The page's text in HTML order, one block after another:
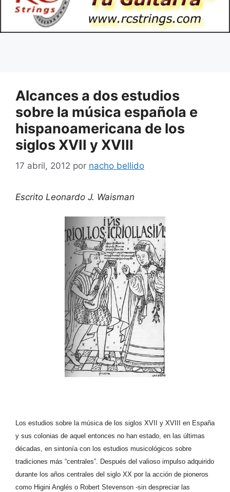
Alcances a dos estudios
sobre la música española e
hispanoamericana de los
siglos XVII y XVIII
17 abril, 2012 por nacho bellido
Escrito Leonardo J. Waisman
Los estudios sobre la música de los siglos XVII y XVIII en España
y sus colonias de aquel entonces no han estado, en las últimas
décadas, en sintonía con los estudios musicológicos sobre
tradiciones más “centrales”. Después del valioso impulso adquirido
durante los años centrales del siglo XX por la acción de pioneros
como Higini Anglés o Robert Stevenson -sin despreciar las